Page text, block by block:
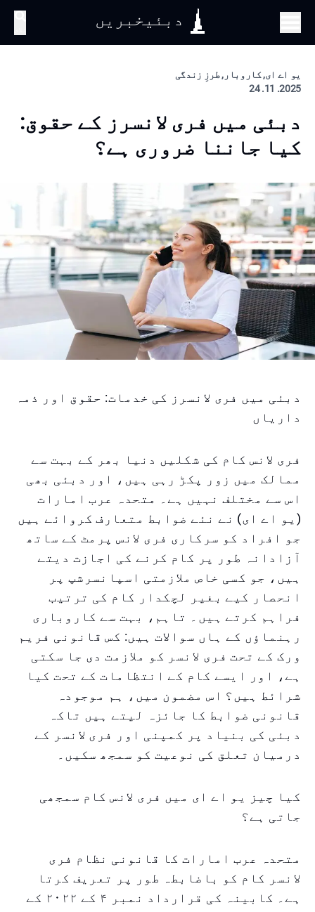
دبئیخبریں
یو اے ای, کاروبار, طرزِ زندگی
2025. 11. 24
دبئی میں فری لانسرز کے حقوق:
کیا جاننا ضروری ہے؟
دبئی میں فری لانسرز کی خدمات: حقوق اور ذمہ
داریاں
فری لانس کام کی شکلیں دنیا بھر کے بہت سے
ممالک میں زور پکڑ رہی ہیں، اور دبئی بھی
اس سے مختلف نہیں ہے۔ متحدہ عرب امارات
(یو اے ای) نے نئے ضوابط متعارف کروائے ہیں
جو افراد کو سرکاری فری لانس پرمٹ کے ساتھ
آزادانہ طور پر کام کرنے کی اجازت دیتے
ہیں، جو کسی خاص ملازمتی اسپانسرشپ پر
انحصار کیے بغیر لچکدار کام کی ترتیب
فراہم کرتے ہیں۔ تاہم، بہت سے کاروباری
رہنماؤں کے ہاں سوالات ہیں: کس قانونی فریم
ورک کے تحت فری لانسر کو ملازمت دی جا سکتی
ہے، اور ایسے کام کے انتظامات کے تحت کیا
شرائط ہیں؟ اس مضمون میں، ہم موجودہ
قانونی ضوابط کا جائزہ لیتے ہیں تاکہ
دبئی کی بنیاد پر کمپنی اور فری لانسر کے
درمیان تعلق کی نوعیت کو سمجھ سکیں۔
کیا چیز یو اے ای میں فری لانس کام سمجھی
جاتی ہے؟
متحدہ عرب امارات کا قانونی نظام فری
لانسر کام کو باضابطہ طور پر تعریف کرتا
ہے۔ کابینہ کی قرارداد نمبر ۴ کے ۲۰۲۲ کے